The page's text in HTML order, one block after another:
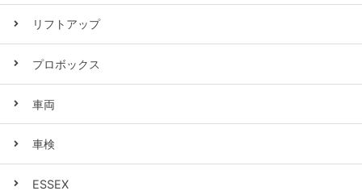
リフトアップ
プロボックス
車両
車検
ESSEX